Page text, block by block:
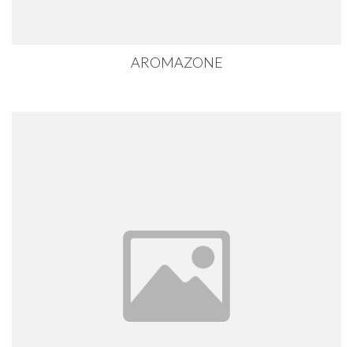
AROMAZONE